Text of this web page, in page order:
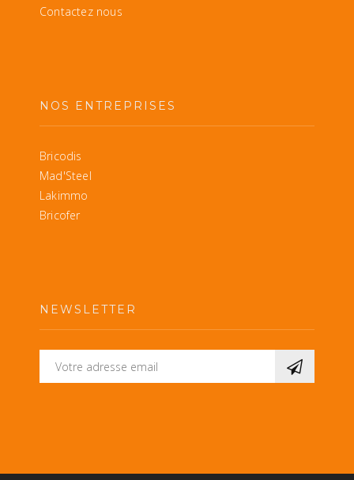
Contactez nous
NOS ENTREPRISES
Bricodis
Mad'Steel
Lakimmo
Bricofer
NEWSLETTER